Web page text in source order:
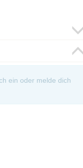
ein oder melde dich